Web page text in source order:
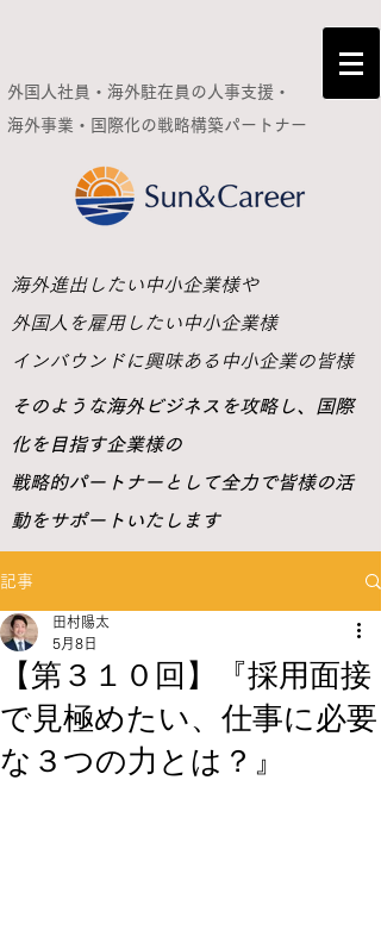
外国人社員・海外駐在員の人事支援・
海外事業・国際化の戦略構築パートナー
​海外進出したい中小企業様や
外国人を雇用したい中小企業様
インバウンドに興味ある中小企業の皆様
​そのような海外ビジネスを攻略し、国際
化を目指す企業様の
戦略的パートナーとして全力で皆様の活
動をサポートいたします
記事
【第３１０回】『採用面接
で見極めたい、仕事に必要
な３つの力とは？』
田村陽太
5月8日